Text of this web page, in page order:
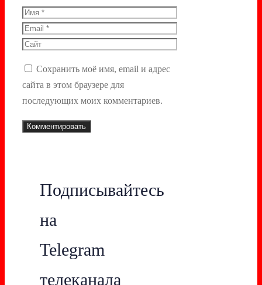
Имя
Email
Сайт
Сохранить моё имя, email и адрес
сайта в этом браузере для
последующих моих комментариев.
Подписывайтесь
на
Telegram
телеканала